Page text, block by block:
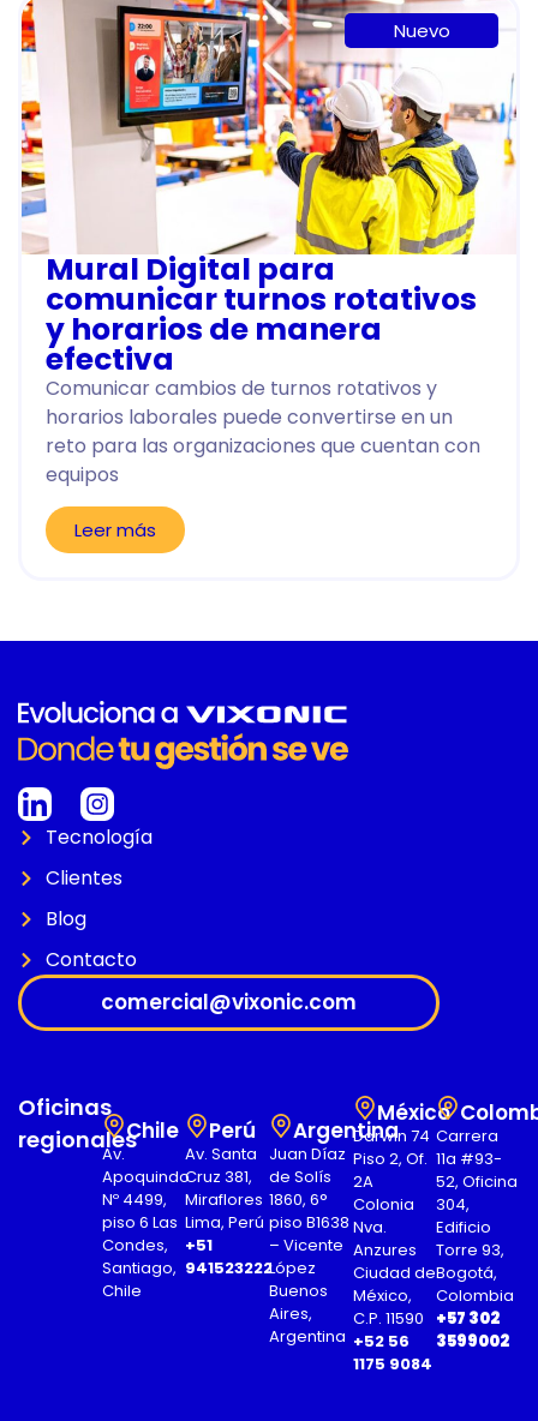
Nuevo
Mural Digital para
comunicar turnos rotativos
y horarios de manera
efectiva
Comunicar cambios de turnos rotativos y
horarios laborales puede convertirse en un
reto para las organizaciones que cuentan con
equipos
Leer más
Tecnología
Clientes
Blog
Contacto
comercial@vixonic.com
Oficinas
regionalesChile
Av.
Apoquindo
Nº 4499,
piso 6 Las
Condes,
Santiago,
Chile
Perú
Av. Santa
Cruz 381,
Miraflores
Lima, Perú
+51
941523222
Argentina
Juan Díaz
de Solís
1860, 6°
piso B1638
– Vicente
López
Buenos
Aires,
Argentina
México
Darwin 74
Piso 2, Of.
2A
Colonia
Nva.
Anzures
Ciudad de
México,
C.P. 11590
+52 56
1175 9084
Carrera
11a #93-
52, Oficina
304,
Edificio
Torre 93,
Bogotá,
Colombia
+57 302
3599002